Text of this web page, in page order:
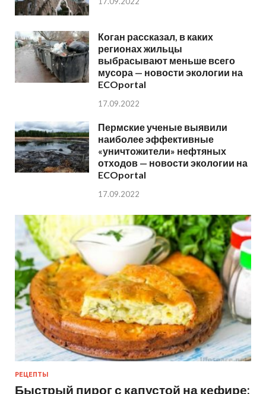
Коган рассказал, в каких
регионах жильцы
выбрасывают меньше всего
мусора — новости экологии на
ECOportal
17.09.2022
Пермские ученые выявили
наиболее эффективные
«уничтожители» нефтяных
отходов — новости экологии на
ECOportal
17.09.2022
РЕЦЕПТЫ
Быстрый пирог с капустой на кефире: